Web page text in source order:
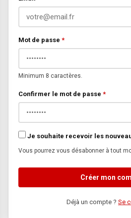
Mot de passe *
Minimum 8 caractères.
Confirmer le mot de passe *
Je souhaite recevoir les
Vous pourrez vous désabonner à tout
Créer mon
Déjà un compte ? Se